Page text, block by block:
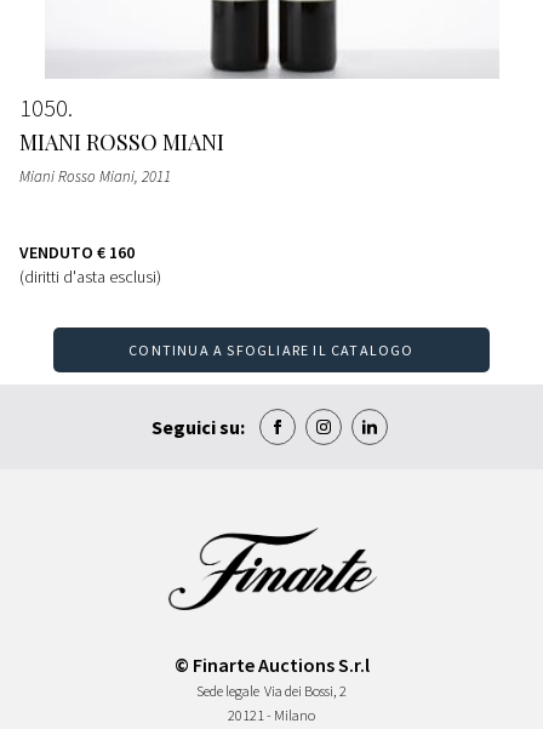
1050
MIANI ROSSO MIANI
Miani Rosso Miani, 2011
VENDUTO € 160
(diritti d'asta esclusi)
CONTINUA A SFOGLIARE IL CATALOGO
Seguici su:
© Finarte Auctions S.r.l
Sede legale Via dei Bossi, 2
20121 - Milano